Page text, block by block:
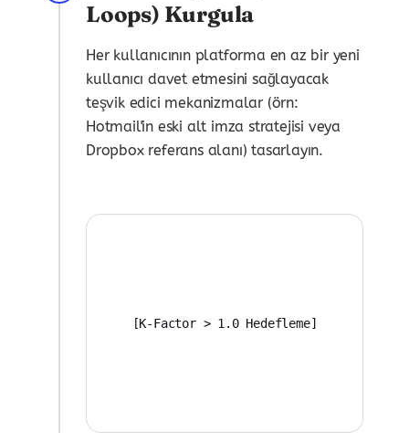
Loops) Kurgula
Her kullanıcının platforma en az bir yeni
kullanıcı davet etmesini sağlayacak
teşvik edici mekanizmalar (örn:
Hotmail'in eski alt imza stratejisi veya
Dropbox referans alanı) tasarlayın.
[K-Factor > 1.0 Hedefleme]